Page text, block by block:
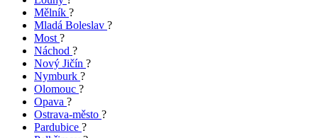
Mělník ?
Mladá Boleslav ?
Most ?
Náchod ?
Nový Jičín ?
Nymburk ?
Olomouc ?
Opava ?
Ostrava-město ?
Pardubice ?